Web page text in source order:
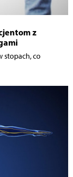
z
stopach, co